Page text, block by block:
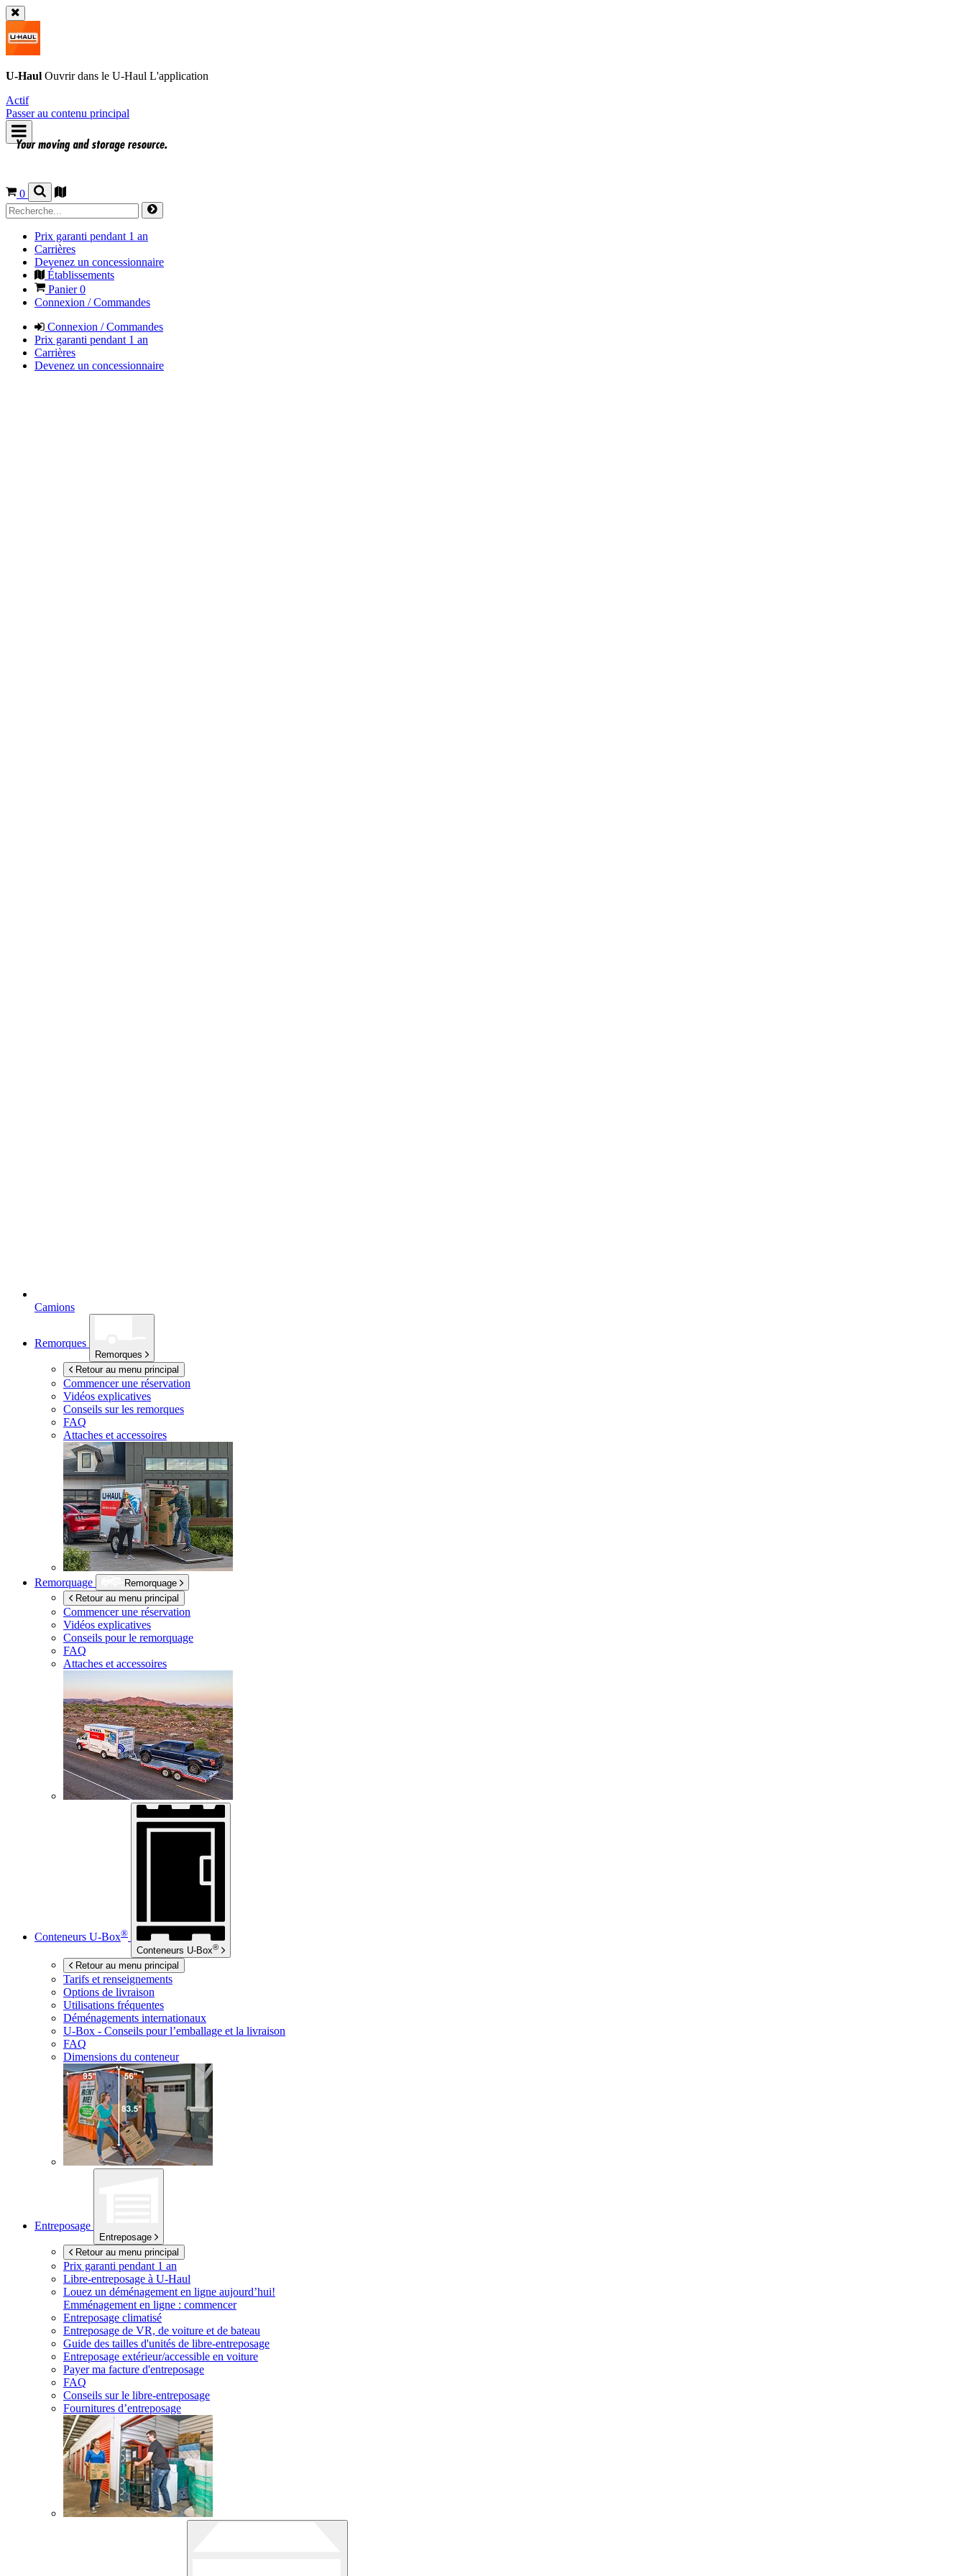
U-Haul Ouvrir dans le U-Haul L'application
Actif
Passer au contenu principal
0
Prix garanti pendant 1 an
Carrières
Devenez un concessionnaire
Établissements
Panier0
Connexion / Commandes
Connexion / Commandes
Prix garanti pendant 1 an
Carrières
Devenez un concessionnaire
Camions
Remorques
Remorques
Retour au menu principal
Commencer une réservation
Vidéos explicatives
Conseils sur les remorques
FAQ
Attaches et accessoires
Remorquage
Remorquage
Retour au menu principal
Commencer une réservation
Vidéos explicatives
Conseils pour le remorquage
FAQ
Attaches et accessoires
Conteneurs U-Box®
Conteneurs U-Box®
Retour au menu principal
Tarifs et renseignements
Options de livraison
Utilisations fréquentes
Déménagements internationaux
U-Box - Conseils pour l’emballage et la livraison
FAQ
Dimensions du conteneur
Entreposage
Entreposage
Retour au menu principal
Prix garanti pendant 1 an
Libre-entreposage à U-Haul
Louez un déménagement en ligne aujourd’hui!
Emménagement en ligne : commencer
Entreposage climatisé
Entreposage de VR, de voiture et de bateau
Guide des tailles d'unités de libre-entreposage
Entreposage extérieur/accessible en voiture
Payer ma facture d'entreposage
FAQ
Conseils sur le libre-entreposage
Fournitures d’entreposage